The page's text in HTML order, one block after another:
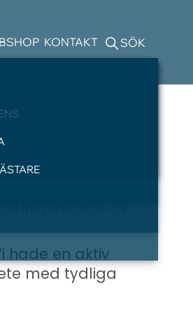
KONTAKT SÖK
inspirerade av
hade en aktiv
med tydliga